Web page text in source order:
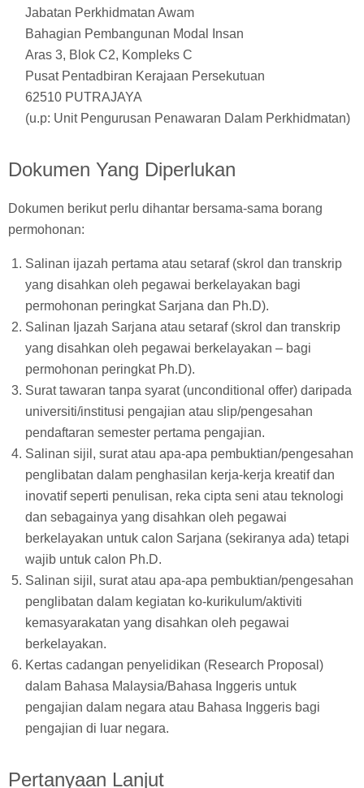
Jabatan Perkhidmatan Awam
Bahagian Pembangunan Modal Insan
Aras 3, Blok C2, Kompleks C
Pusat Pentadbiran Kerajaan Persekutuan
62510 PUTRAJAYA
(u.p: Unit Pengurusan Penawaran Dalam Perkhidmatan)
Dokumen Yang Diperlukan
Dokumen berikut perlu dihantar bersama-sama borang
permohonan:
Salinan ijazah pertama atau setaraf (skrol dan transkrip
yang disahkan oleh pegawai berkelayakan bagi
permohonan peringkat Sarjana dan Ph.D).
Salinan Ijazah Sarjana atau setaraf (skrol dan transkrip
yang disahkan oleh pegawai berkelayakan – bagi
permohonan peringkat Ph.D).
Surat tawaran tanpa syarat (unconditional offer) daripada
universiti/institusi pengajian atau slip/pengesahan
pendaftaran semester pertama pengajian.
Salinan sijil, surat atau apa-apa pembuktian/pengesahan
penglibatan dalam penghasilan kerja-kerja kreatif dan
inovatif seperti penulisan, reka cipta seni atau teknologi
dan sebagainya yang disahkan oleh pegawai
berkelayakan untuk calon Sarjana (sekiranya ada) tetapi
wajib untuk calon Ph.D.
Salinan sijil, surat atau apa-apa pembuktian/pengesahan
penglibatan dalam kegiatan ko-kurikulum/aktiviti
kemasyarakatan yang disahkan oleh pegawai
berkelayakan.
Kertas cadangan penyelidikan (Research Proposal)
dalam Bahasa Malaysia/Bahasa Inggeris untuk
pengajian dalam negara atau Bahasa Inggeris bagi
pengajian di luar negara.
Pertanyaan Lanjut